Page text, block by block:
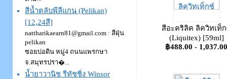
สีน้ำตลับพีลีแกน (Pelikan)
[12,24สี]
nattharikaearn81@gmail.com : สีฝุ่น
pelikan
ซอยบ่อดิน หมู่4 ถนนแพรกษา
จ.สมุทรปรา�...
น้ำยาวานิช รีทัชชิ่ง Winsor
สีอะคริลิค ลิควิทเท็
(Liquitex) [59ml]
฿488.00 - 1,037.00